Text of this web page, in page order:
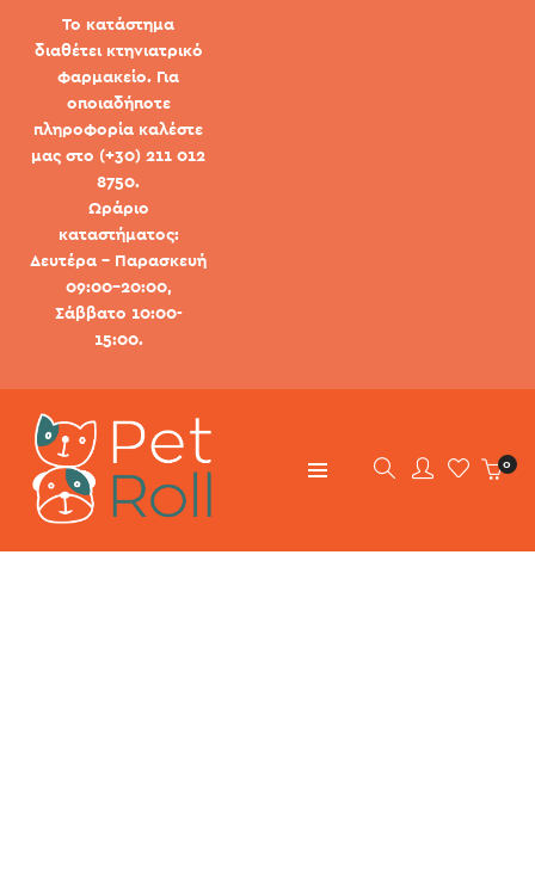
Το κατάστημα
διαθέτει κτηνιατρικό
φαρμακείο. Για
οποιαδήποτε
πληροφορία καλέστε
μας στο (+30) 211 012
8750.
Ωράριο
καταστήματος:
Δευτέρα - Παρασκευή
09:00-20:00,
Σάββατο 10:00-
15:00.
0